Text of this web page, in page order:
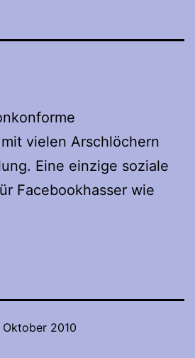
vielen Arschlöchern
Eine einzige soziale
Facebookhasser wie
Oktober 2010